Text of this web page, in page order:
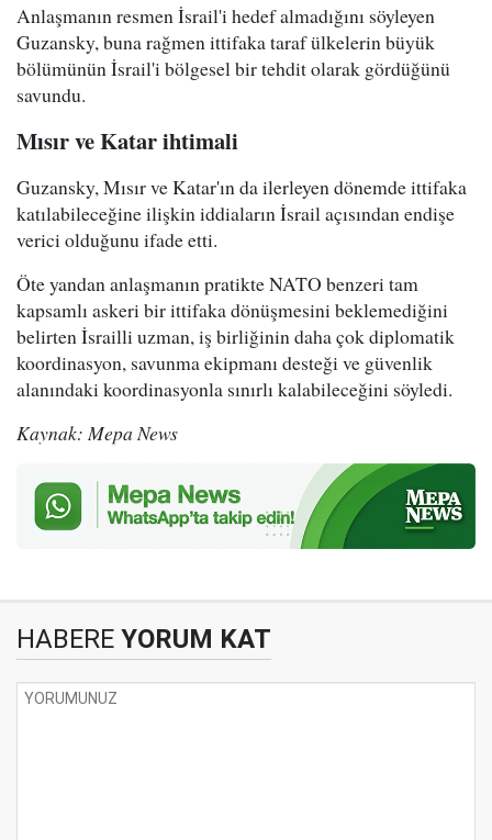
Anlaşmanın resmen İsrail'i hedef almadığını söyleyen
Guzansky, buna rağmen ittifaka taraf ülkelerin büyük
bölümünün İsrail'i bölgesel bir tehdit olarak gördüğünü
savundu.
Mısır ve Katar ihtimali
Guzansky, Mısır ve Katar'ın da ilerleyen dönemde ittifaka
katılabileceğine ilişkin iddiaların İsrail açısından endişe
verici olduğunu ifade etti.
Öte yandan anlaşmanın pratikte NATO benzeri tam
kapsamlı askeri bir ittifaka dönüşmesini beklemediğini
belirten İsrailli uzman, iş birliğinin daha çok diplomatik
koordinasyon, savunma ekipmanı desteği ve güvenlik
alanındaki koordinasyonla sınırlı kalabileceğini söyledi.
Kaynak: Mepa News
HABERE YORUM KAT